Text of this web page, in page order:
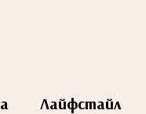
Лайфстайл